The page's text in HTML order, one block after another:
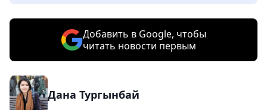
Добавить в Google, чтобы
читать новости первым
Дана Тургынбай